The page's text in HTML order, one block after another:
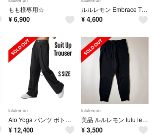
もも様専用☆
¥ 6,900
ルルレモン Embrace The Space Pant サイズ4 超美品☆☆
¥ 4,600
lululemon
Alo Yoga パンツ ボトム スーツアップ トラウザー アローヨガ Sサイズ
¥ 12,400
lululemon
美品 ルルレモン lulu lemon パンツ サイズ不明 ブラック タグなし
¥ 3,500